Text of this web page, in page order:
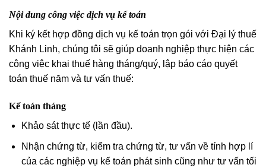
Nội dung công việc dịch vụ kế toán
Khi ký kết hợp đồng dịch vụ kế toán trọn gói với Đại lý thuế
Khánh Linh, chúng tôi sẽ giúp doanh nghiệp thực hiện các
công việc khai thuế hàng tháng/quý, lập báo cáo quyết
toán thuế năm và tư vấn thuế:
Kế toán tháng
Khảo sát thực tế (lần đầu).
Nhận chứng từ, kiểm tra chứng từ, tư vấn về tính hợp lí
của các nghiệp vụ kế toán phát sinh cũng như tư vấn tối